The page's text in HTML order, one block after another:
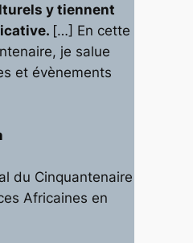
y tiennent
[…] En cette
je salue
et évènements
du Cinquantenaire
Africaines en